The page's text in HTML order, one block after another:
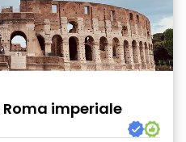
imperiale